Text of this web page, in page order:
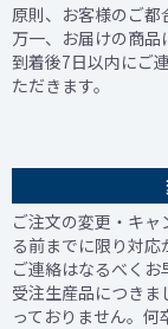
原則、お客様のご都
万一、お届けの商
到着後7日以内にご
ただきます。
ご注文の変更・キ
る前までに限り対応
ご連絡はなるべくお
受注生産品につき
っておりません。何